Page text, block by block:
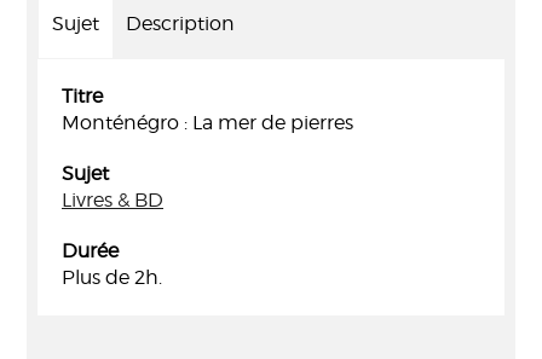
Sujet Description
Titre
Monténégro : La mer de pierres
Sujet
Livres & BD
Durée
Plus de 2h.